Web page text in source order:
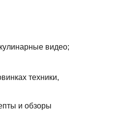
видео;
техники,
и обзоры